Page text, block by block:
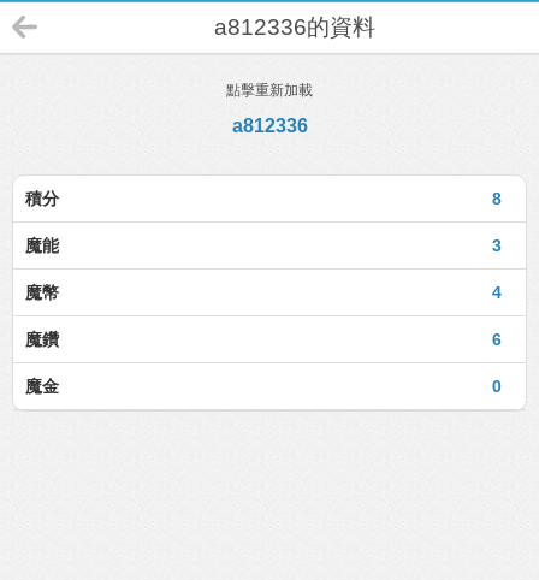
a812336的資料
點擊重新加載
a812336
8
積分
3
魔能
4
魔幣
6
魔鑽
0
魔金